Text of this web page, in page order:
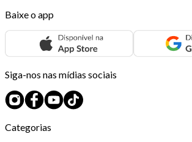
Baixe o app
Siga-nos nas mídias sociais
Categorias